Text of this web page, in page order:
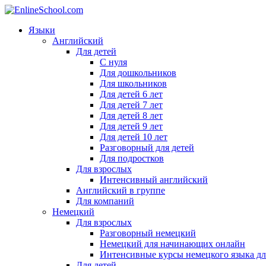
Языки
Английский
Для детей
С нуля
Для дошкольников
Для школьников
Для детей 6 лет
Для детей 7 лет
Для детей 8 лет
Для детей 9 лет
Для детей 10 лет
Разговорный для детей
Для подростков
Для взрослых
Интенсивный английский
Английский в группе
Для компаний
Немецкий
Для взрослых
Разговорный немецкий
Немецкий для начинающих онлайн
Интенсивные курсы немецкого языка